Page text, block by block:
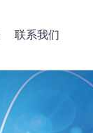
联系我们